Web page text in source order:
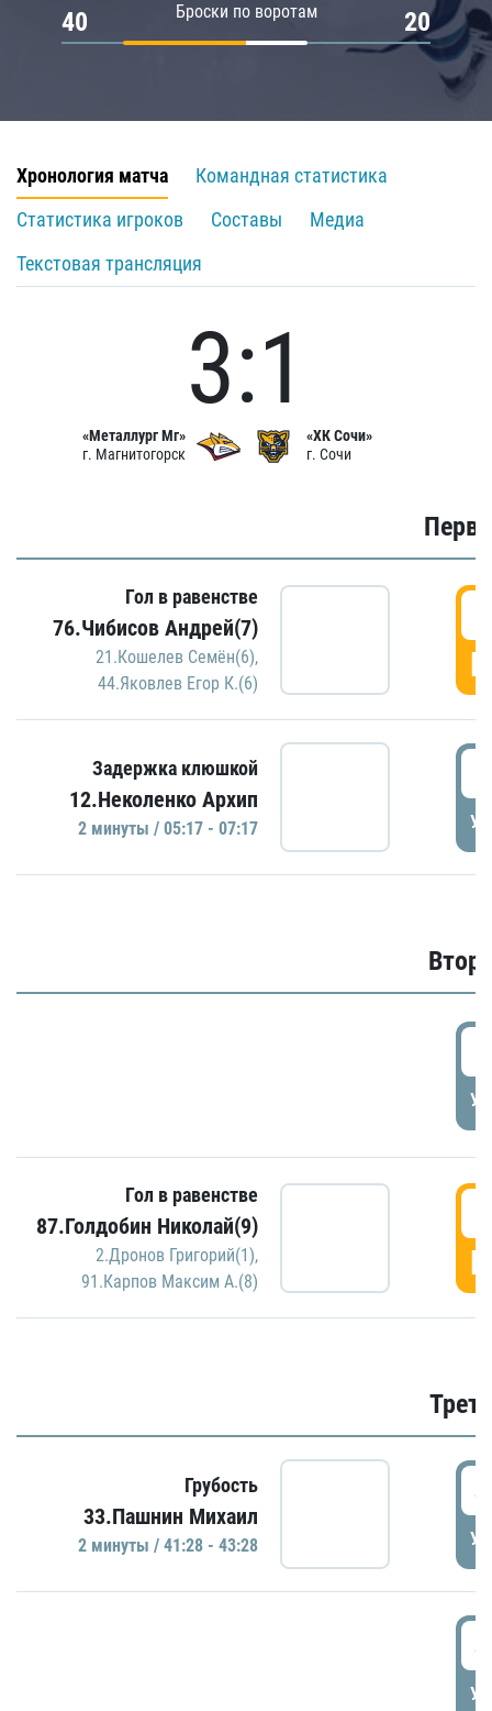
Броски по воротам
40 20
Хронология матча
Командная статистика
Статистика игроков
Составы
Медиа
Текстовая трансляция
«Металлург Мг»
г. Магнитогорск
3:1
«ХК Сочи»
г. Сочи
Гол в равенстве
76.Чибисов Андрей(7)
21.Кошелев Семён(6),
44.Яковлев Егор К.(6)
Задержка клюшкой
12.Неколенко Архип
2 минуты / 05:17 - 07:17
Гол в равенстве
87.Голдобин Николай(9)
2.Дронов Григорий(1),
91.Карпов Максим А.(8)
Грубость
33.Пашнин Михаил
2 минуты / 41:28 - 43:28